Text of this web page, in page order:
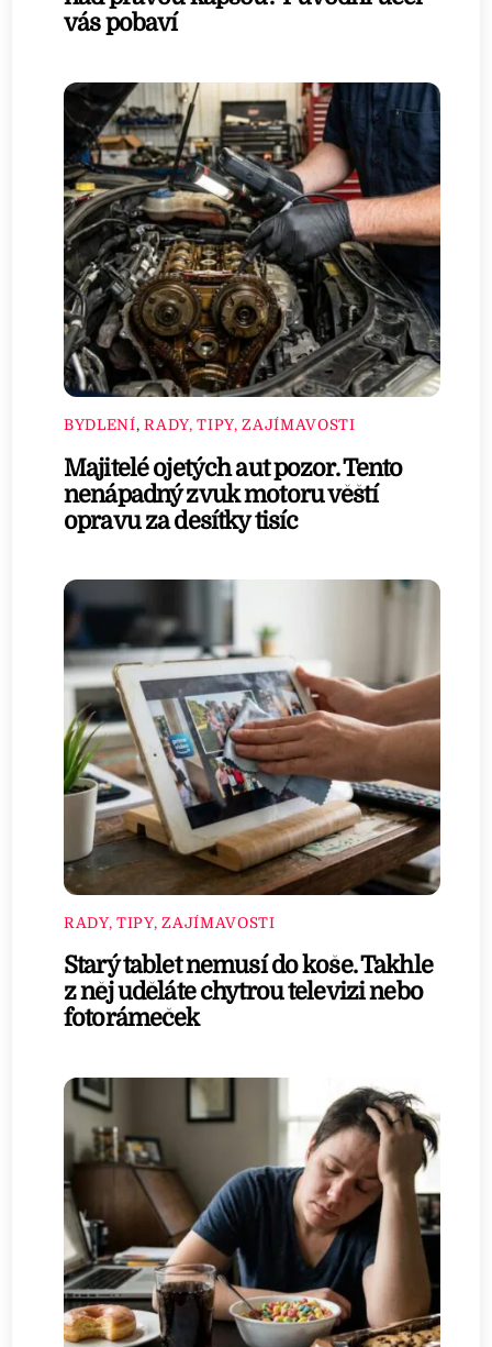
vás pobaví
BYDLENÍ,RADY, TIPY, ZAJÍMAVOSTI
Majitelé ojetých aut pozor. Tento
nenápadný zvuk motoru věští
opravu za desítky tisíc
RADY, TIPY, ZAJÍMAVOSTI
Starý tablet nemusí do koše. Takhle
z něj uděláte chytrou televizi nebo
fotorámeček